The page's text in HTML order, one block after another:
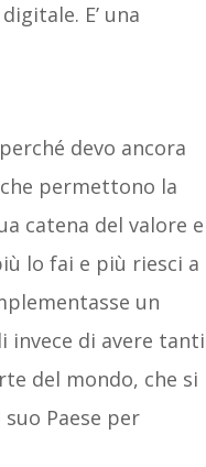
E’ una
devo ancora
permettono la
catena del valore e
lo fai e più riesci a
un
invece di avere tanti
del mondo, che si
Paese per